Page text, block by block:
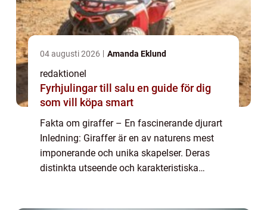
04 augusti 2026 Amanda Eklund
redaktionel
Fyrhjulingar till salu en guide för dig
som vill köpa smart
Fakta om giraffer – En fascinerande djurart
Inledning: Giraffer är en av naturens mest
imponerande och unika skapelser. Deras
distinkta utseende och karakteristiska